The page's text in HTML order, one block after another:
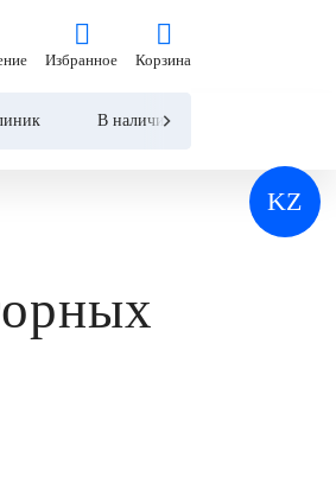
KZ
Сравнение
Избранное Корзина
В наличии